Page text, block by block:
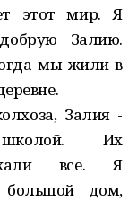
этот мир. Я
Залию.
мы жили в
Залия -
школой. Их
все. Я
большой дом,